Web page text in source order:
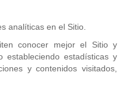
analíticas en el Sitio.
conocer mejor el Sitio y
estableciendo estadísticas y
y contenidos visitados,